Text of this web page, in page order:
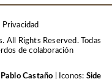
Privacidad
All Rights Reserved.Todas
de colaboración
Pablo Castaño | Iconos: Side